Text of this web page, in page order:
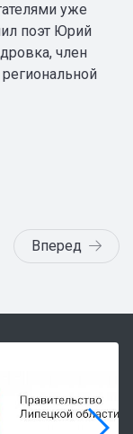
уже
поэт Юрий
член
Вперед